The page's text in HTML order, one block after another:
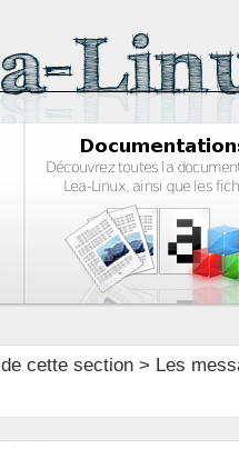
cette section> Les